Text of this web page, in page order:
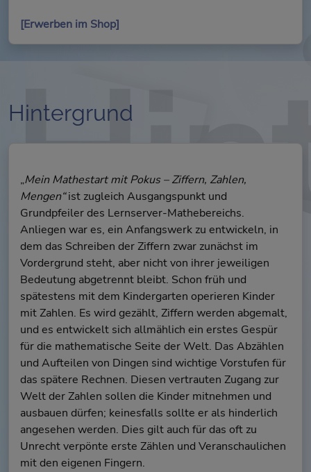
[Erwerben im Shop]
Hintergrund
„Mein Mathestart mit Pokus – Ziffern, Zahlen,
Mengen“ist zugleich Ausgangspunkt und
Grundpfeiler des Lernserver-Mathebereichs.
Anliegen war es, ein Anfangswerk zu entwickeln, in
dem das Schreiben der Ziffern zwar zunächst im
Vordergrund steht, aber nicht von ihrer jeweiligen
Bedeutung abgetrennt bleibt. Schon früh und
spätestens mit dem Kindergarten operieren Kinder
mit Zahlen. Es wird gezählt, Ziffern werden abgemalt,
und es entwickelt sich allmählich ein erstes Gespür
für die mathematische Seite der Welt. Das Abzählen
und Aufteilen von Dingen sind wichtige Vorstufen für
das spätere Rechnen. Diesen vertrauten Zugang zur
Welt der Zahlen sollen die Kinder mitnehmen und
ausbauen dürfen; keinesfalls sollte er als hinderlich
angesehen werden. Dies gilt auch für das oft zu
Unrecht verpönte erste Zählen und Veranschaulichen
mit den eigenen Fingern.